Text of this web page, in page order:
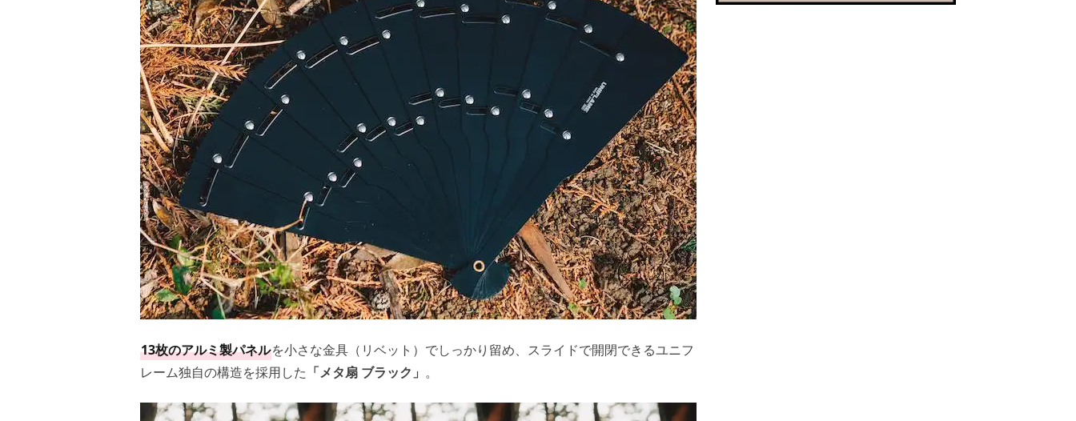
13枚のアルミ製パネルを小さな金具（リベット）でしっかり留め、スライドで開閉できるユニフ
レーム独自の構造を採用した 「メタ扇 ブラック」 。